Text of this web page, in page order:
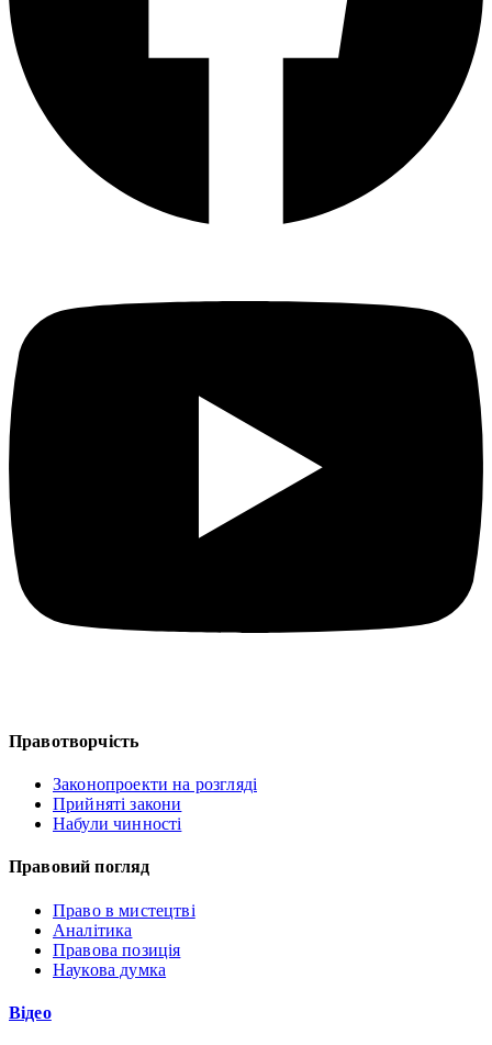
Правотворчість
Законопроекти на розгляді
Прийняті закони
Набули чинності
Правовий погляд
Право в мистецтві
Аналітика
Правова позиція
Наукова думка
Відео